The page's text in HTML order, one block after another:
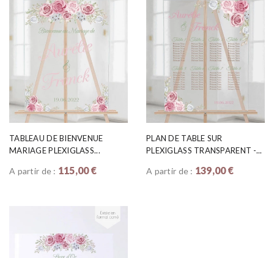
TABLEAU DE BIENVENUE
MARIAGE PLEXIGLASS...
A partir de : 115,00 €
PLAN DE TABLE SUR
PLEXIGLASS TRANSPARENT -...
A partir de : 139,00 €